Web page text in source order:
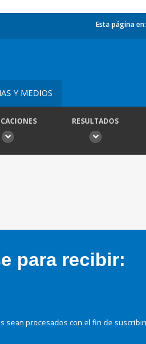
Esta página en:
Y MEDIOS
RESULTADOS
para recibir:
sean procesados con el fin de